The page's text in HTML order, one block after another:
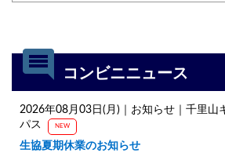
comment コンビニニュース
2026年08月03日(月)｜お知らせ｜千里山
パス
NEW
生協夏期休業のお知らせ